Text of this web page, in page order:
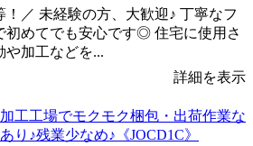
！／ 未経験の方、大歓迎♪ 丁寧なフ
初めてでも安心です◎ 住宅に使用さ
や加工などを...
詳細を表示